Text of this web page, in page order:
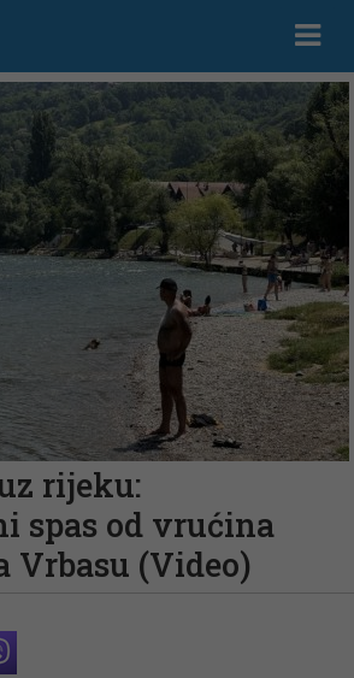
rijeku:
spas od vrućina
Vrbasu (Video)